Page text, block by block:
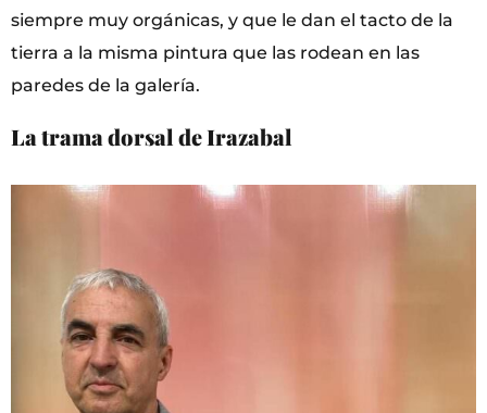
siempre muy orgánicas, y que le dan el tacto de la
tierra a la misma pintura que las rodean en las
paredes de la galería.
La trama dorsal de Irazabal